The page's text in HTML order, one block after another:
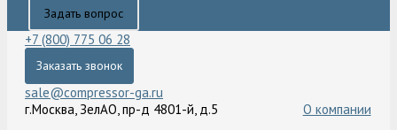
Задать вопрос
+7 (800) 775 06 28
Заказать звонок
sale@compressor-ga.ru
г.Москва, ЗелАО, пр-д 4801-й, д.5
О компании